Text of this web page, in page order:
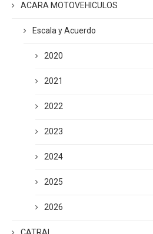
ACARA MOTOVEHICULOS
Escala y Acuerdo
2020
2021
2022
2023
2024
2025
2026
CATRAI